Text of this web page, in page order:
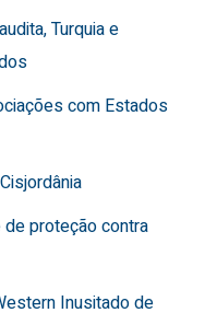
Turquia e
com Estados
proteção contra
Inusitado de